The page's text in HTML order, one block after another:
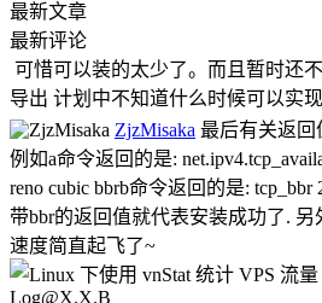
最新文章
最新评论
可惜可以装的太少了。而且暂时还
导出 计划中不知道什么时候可以实
ZjzMisaka 最后有关返回
例如a命令返回的是:
reno cubic bbrb命令返回的是: tcp_bbr
带bbr的返回值就代表安装成功了.
速度简直起飞了~